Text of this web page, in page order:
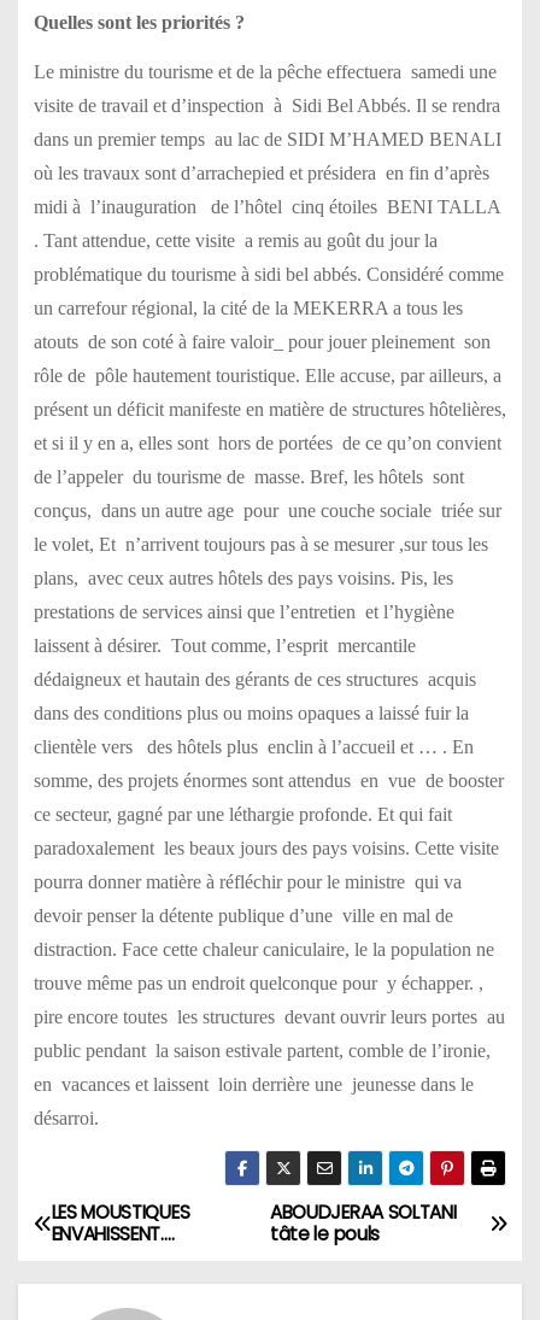
Quelles sont les priorités ?
Le ministre du tourisme et de la pêche effectuera samedi une
visite de travail et d’inspection à Sidi Bel Abbés. Il se rendra
dans un premier temps au lac de SIDI M’HAMED BENALI
où les travaux sont d’arrachepied et présidera en fin d’après
midi à l’inauguration de l’hôtel cinq étoiles BENI TALLA
. Tant attendue, cette visite a remis au goût du jour la
problématique du tourisme à sidi bel abbés. Considéré comme
un carrefour régional, la cité de la MEKERRA a tous les
atouts de son coté à faire valoir_ pour jouer pleinement son
rôle de pôle hautement touristique. Elle accuse, par ailleurs, a
présent un déficit manifeste en matière de structures hôtelières,
et si il y en a, elles sont hors de portées de ce qu’on convient
de l’appeler du tourisme de masse. Bref, les hôtels sont
conçus, dans un autre age pour une couche sociale triée sur
le volet, Et n’arrivent toujours pas à se mesurer ,sur tous les
plans, avec ceux autres hôtels des pays voisins. Pis, les
prestations de services ainsi que l’entretien et l’hygiène
laissent à désirer. Tout comme, l’esprit mercantile
dédaigneux et hautain des gérants de ces structures acquis
dans des conditions plus ou moins opaques a laissé fuir la
clientèle vers des hôtels plus enclin à l’accueil et … . En
somme, des projets énormes sont attendus en vue de booster
ce secteur, gagné par une léthargie profonde. Et qui fait
paradoxalement les beaux jours des pays voisins. Cette visite
pourra donner matière à réfléchir pour le ministre qui va
devoir penser la détente publique d’une ville en mal de
distraction. Face cette chaleur caniculaire, le la population ne
trouve même pas un endroit quelconque pour y échapper. ,
pire encore toutes les structures devant ouvrir leurs portes au
public pendant la saison estivale partent, comble de l’ironie,
en vacances et laissent loin derrière une jeunesse dans le
désarroi.
N
a
ABOUDJERAA SOLTANI
tâte le pouls
LES MOUSTIQUES
ENVAHISSENT….